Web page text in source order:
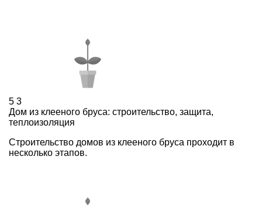
5 3
Дом из клееного бруса: строительство, защита,
теплоизоляция
Строительство домов из клееного бруса проходит в
несколько этапов.